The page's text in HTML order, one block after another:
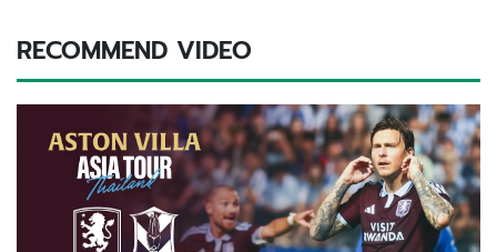
RECOMMEND VIDEO